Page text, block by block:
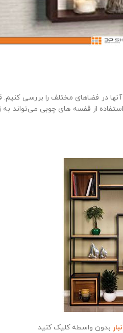
در فضاهای مختلف را بررسی
از قفسه های چوبی می‌تواند
بدون واسطه کلیک کنید